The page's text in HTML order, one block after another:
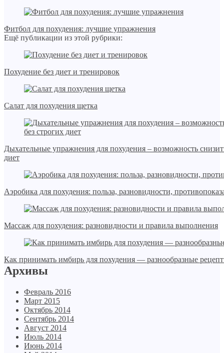
Фитбол для похудения: лучшие упражнения
Ещё публикации из этой рубрики:
Похудение без диет и тренировок
Салат для похудения щетка
Дыхательные упражнения для похудения – возможность
диет
Аэробика для похудения: польза, разновидности,
Массаж для похудения: разновидности и правила выполнения
Как принимать имбирь для похудения — разнообразные
Архивы
Февраль 2016
Март 2015
Октябрь 2014
Сентябрь 2014
Август 2014
Июль 2014
Июнь 2014